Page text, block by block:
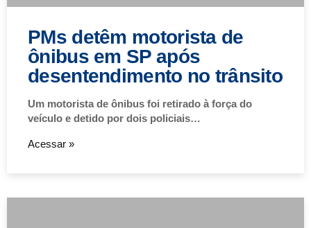
PMs detêm motorista de
ônibus em SP após
desentendimento no trânsito
Um motorista de ônibus foi retirado à força do
veículo e detido por dois policiais…
Acessar »